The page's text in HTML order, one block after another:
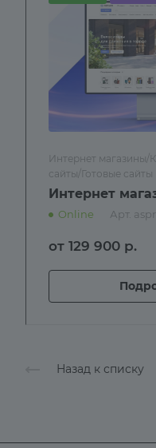
Интернет магазины/
сайты/Готовые сайты
Интернет
Online Арт.
от 129 900 р.
Назад к списку